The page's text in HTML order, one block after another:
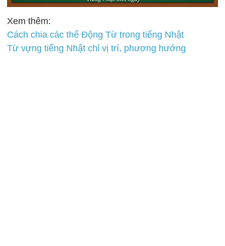
Xem thêm:
Cách chia các thể Động Từ trong tiếng Nhật
Từ vựng tiếng Nhật chỉ vị trí, phương hướng